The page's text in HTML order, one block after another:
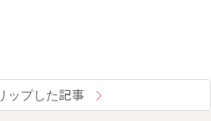
ップした記事